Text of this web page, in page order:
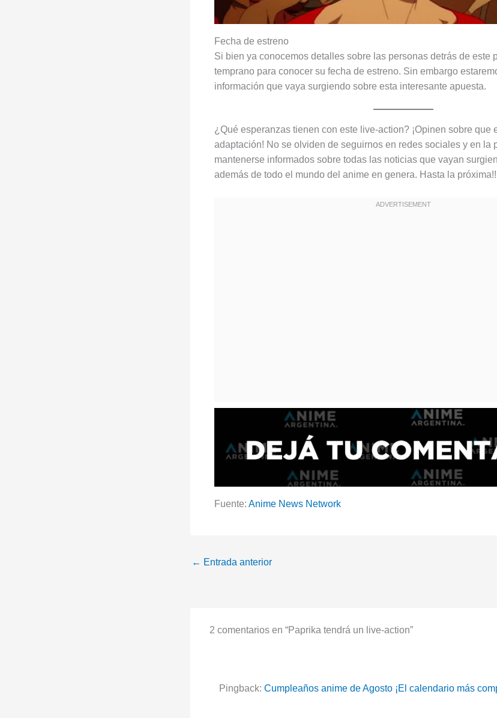
Fecha de estreno
Si bien ya conocemos detalles sobre las personas detrás de este
temprano para conocer su fecha de estreno. Sin embargo
información que vaya surgiendo sobre esta interesante apuesta.
¿Qué esperanzas tienen con este live-action? ¡Opinen sobre que
adaptación! No se olviden de seguirnos en redes sociales y en la
mantenerse informados sobre todas las noticias que vayan
además de todo el mundo del anime en genera. Hasta la próxima!!
Fuente: Anime News Network
← Entrada anterior
2 comentarios en “Paprika tendrá un live-action”
Pingback: Cumpleaños anime de Agosto ¡El calendario más